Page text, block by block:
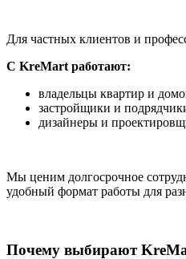
Для частных клиентов и
С KreMart работают:
владельцы квартир и
застройщики и
дизайнеры и
Мы ценим долгосрочное
удобный формат работы для
Почему выбирают